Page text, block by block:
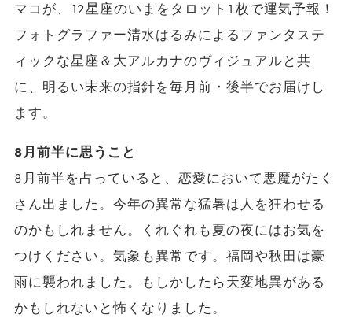
マコが、12星座のいまをタロット1枚で運気予報！
フォトグラファー清水はるみによるファンタステ
ィックな星座＆大アルカナのヴィジュアルと共
に、明るい未来の指針を毎月前・後半でお届けし
ます。
8月前半に思うこと
8月前半を占っていると、恋愛において悪魔がたく
さん出ました。今年の異常な猛暑は人を狂わせる
のかもしれません。くれぐれも夏の夜にはお気を
つけください。気象も異常です。福岡や秋田は豪
雨に襲われました。もしかしたら天変地異がある
かもしれないと怖くなりました。